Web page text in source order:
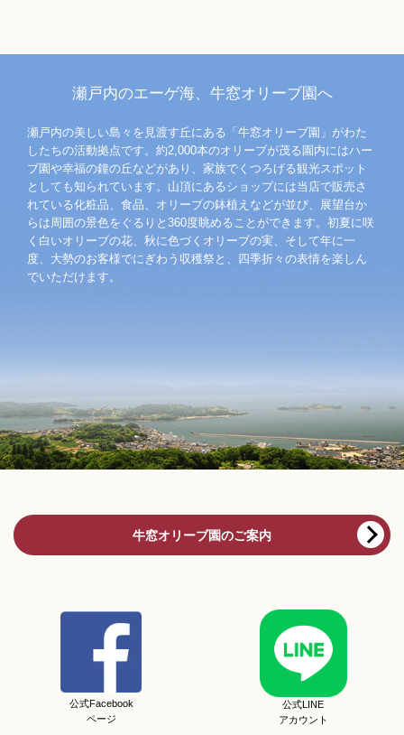
瀬戸内のエーゲ海、牛窓オリーブ園へ
瀬戸内の美しい島々を見渡す丘にある「牛窓オリーブ園」がわた
したちの活動拠点です。約2,000本のオリーブが茂る園内にはハー
ブ園や幸福の鐘の丘などがあり、家族でくつろげる観光スポット
としても知られています。山頂にあるショップには当店で販売さ
れている化粧品、食品、オリーブの鉢植えなどが並び、展望台か
らは周囲の景色をぐるりと360度眺めることができます。初夏に咲
く白いオリーブの花、秋に色づくオリーブの実、そして年に一
度、大勢のお客様でにぎわう収穫祭と、四季折々の表情を楽しん
でいただけます。
牛窓オリーブ園のご案内
公式Facebook
ページ
公式LINE
アカウント